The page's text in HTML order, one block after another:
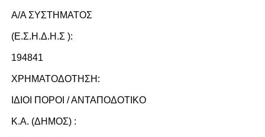
A/A ΣΥΣΤΗΜΑΤΟΣ
(Ε.Σ.Η.Δ.Η.Σ ):
194841
ΧΡΗΜΑΤΟΔΟΤΗΣΗ:
ΙΔΙΟΙ ΠΟΡΟΙ / ΑΝΤΑΠΟΔΟΤΙΚΟ
Κ.Α. (ΔΗΜΟΣ) :